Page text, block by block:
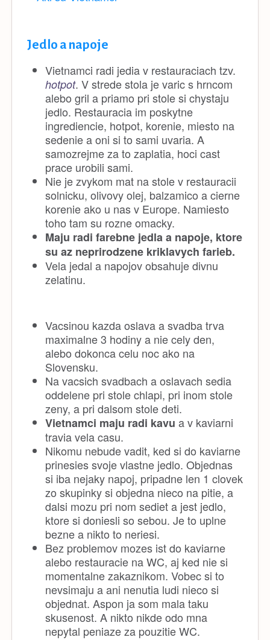
Jedlo a napoje
Vietnamci radi jedia v restauraciach tzv.
hotpot. V strede stola je varic s hrncom
alebo gril a priamo pri stole si chystaju
jedlo. Restauracia im poskytne
ingrediencie, hotpot, korenie, miesto na
sedenie a oni si to sami uvaria. A
samozrejme za to zaplatia, hoci cast
prace urobili sami.
Nie je zvykom mat na stole v restauracii
solnicku, olivovy olej, balzamico a cierne
korenie ako u nas v Europe. Namiesto
toho tam su rozne omacky.
Maju radi farebne jedla a napoje, ktore
su az neprirodzene kriklavych farieb.
Vela jedal a napojov obsahuje divnu
zelatinu.
Vacsinou kazda oslava a svadba trva
maximalne 3 hodiny a nie cely den,
alebo dokonca celu noc ako na
Slovensku.
Na vacsich svadbach a oslavach sedia
oddelene pri stole chlapi, pri inom stole
zeny, a pri dalsom stole deti.
Vietnamci maju radi kavu a v kaviarni
travia vela casu.
Nikomu nebude vadit, ked si do kaviarne
prinesies svoje vlastne jedlo. Objednas
si iba nejaky napoj, pripadne len 1 clovek
zo skupinky si objedna nieco na pitie, a
dalsi mozu pri nom sediet a jest jedlo,
ktore si doniesli so sebou. Je to uplne
bezne a nikto to neriesi.
Bez problemov mozes ist do kaviarne
alebo restauracie na WC, aj ked nie si
momentalne zakaznikom. Vobec si to
nevsimaju a ani nenutia ludi nieco si
objednat. Aspon ja som mala taku
skusenost. A nikto nikde odo mna
nepytal peniaze za pouzitie WC.